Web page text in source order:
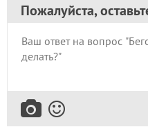
Пожалуйста,